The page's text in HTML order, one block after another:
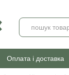
Оплата і доставка